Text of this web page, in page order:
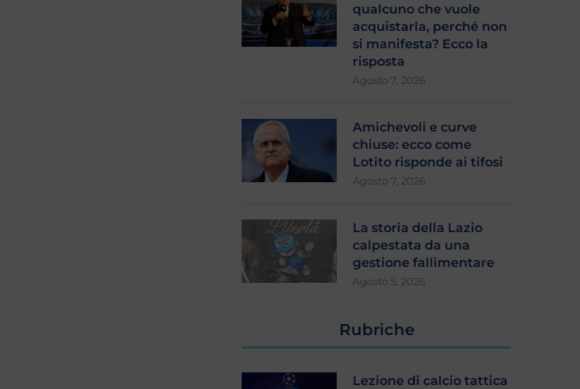
qualcuno che vuole
acquistarla, perché non
si manifesta? Ecco la
risposta
Agosto 7, 2026
Amichevoli e curve
chiuse: ecco come
Lotito risponde ai tifosi
Agosto 7, 2026
La storia della Lazio
calpestata da una
gestione fallimentare
Agosto 5, 2026
Rubriche
Lezione di calcio tattica